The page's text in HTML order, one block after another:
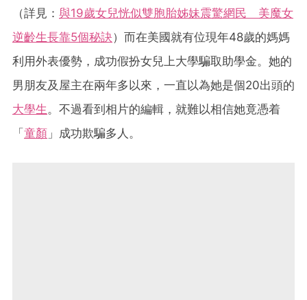
（詳見： 與19歲女兒恍似雙胞胎姊妹震驚網民 美魔女
逆齡生長靠5個秘訣）而在美國就有位現年48歲的媽媽
利用外表優勢，成功假扮女兒上大學騙取助學金。她的
男朋友及屋主在兩年多以來，一直以為她是個20出頭的
大學生 。不過看到相片的編輯，就難以相信她竟憑着
「童顏 」成功欺騙多人。